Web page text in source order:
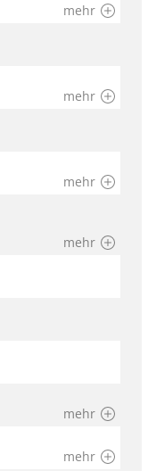
mehr
mehr
mehr
mehr
mehr
mehr